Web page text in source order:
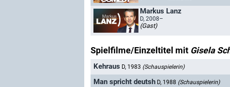
Markus Lanz
D, 2008–
(Gast)
Spielfilme/Einzeltitel mit Gisela
Kehraus D, 1983 (Schauspielerin)
Man spricht deutsh D, 1988 (Schauspielerin)